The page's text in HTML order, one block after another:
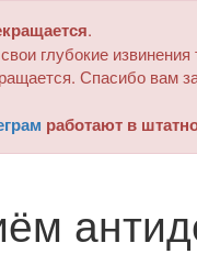
.
глубокие
Спасибо вам
работают в